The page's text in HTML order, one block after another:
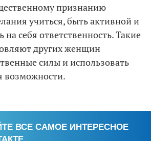
признанию
учиться, быть активной и
на себя ответственность. Такие
других женщин
силы и использовать
возможности.
ВСЕ САМОЕ ИНТЕРЕСНОЕ